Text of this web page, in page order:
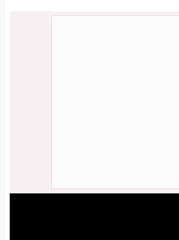
Grubu bünyesinde yer alan